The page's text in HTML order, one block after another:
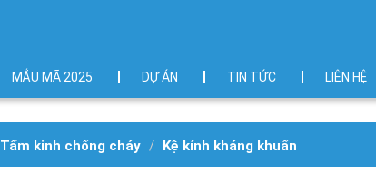
MẮU MÃ 2025 DỰ ÁN TIN TỨC LIÊN HỆ
Tấm kinh chống cháy Kệ kính kháng khuẩn